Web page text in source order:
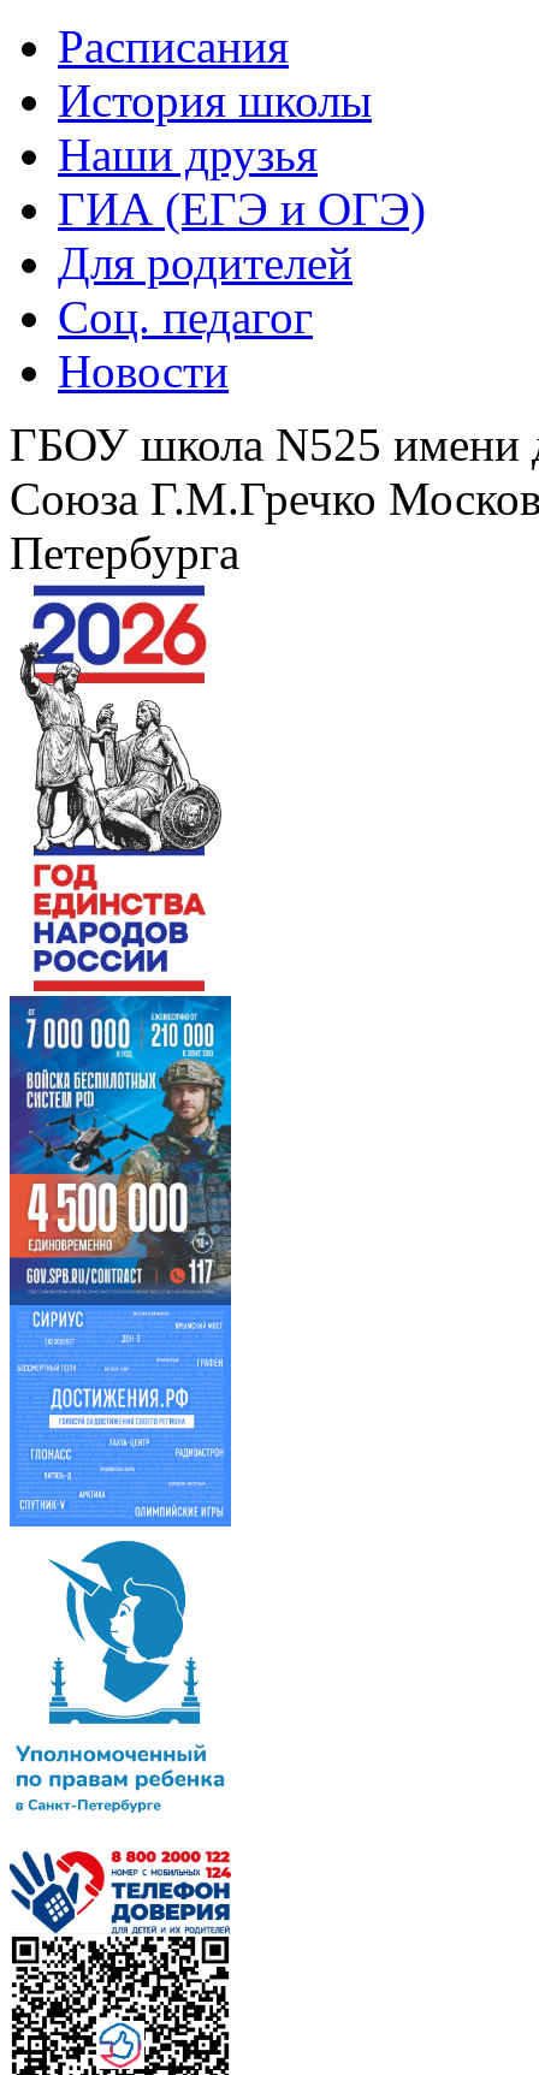
Расписания
История школы
Наши друзья
ГИА (ЕГЭ и ОГЭ)
Для родителей
Соц. педагог
Новости
ГБОУ школа N525 имени
Союза Г.М.Гречко
Петербурга